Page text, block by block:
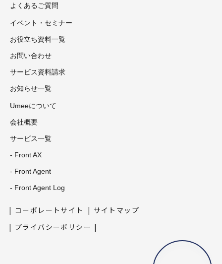
よくあるご質問
イベント・セミナー
お役立ち資料一覧
お問い合わせ
サービス資料請求
お知らせ一覧
Umeeについて
会社概要
サービス一覧
- Front AX
- Front Agent
- Front Agent Log
コーポレートサイト
サイトマップ
プライバシーポリシー